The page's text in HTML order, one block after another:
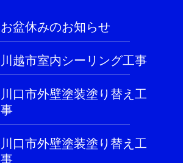
お盆休みのお知らせ
川越市室内シーリング工事
川口市外壁塗装塗り替え工
事
川口市外壁塗装塗り替え工
事